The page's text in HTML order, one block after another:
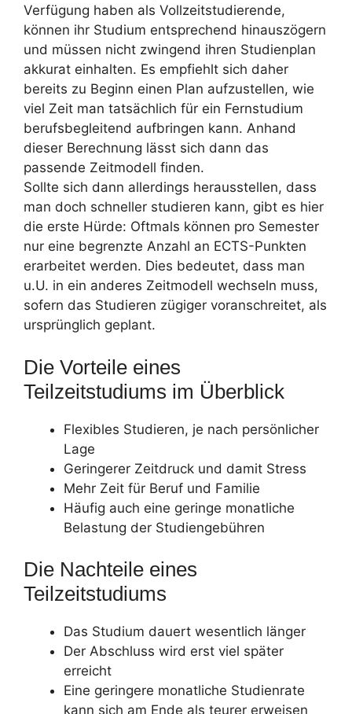
Verfügung haben als Vollzeitstudierende,
können ihr Studium entsprechend hinauszögern
und müssen nicht zwingend ihren Studienplan
akkurat einhalten. Es empfiehlt sich daher
bereits zu Beginn einen Plan aufzustellen, wie
viel Zeit man tatsächlich für ein Fernstudium
berufsbegleitend aufbringen kann. Anhand
dieser Berechnung lässt sich dann das
passende Zeitmodell finden.
Sollte sich dann allerdings herausstellen, dass
man doch schneller studieren kann, gibt es hier
die erste Hürde: Oftmals können pro Semester
nur eine begrenzte Anzahl an ECTS-Punkten
erarbeitet werden. Dies bedeutet, dass man
u.U. in ein anderes Zeitmodell wechseln muss,
sofern das Studieren zügiger voranschreitet, als
ursprünglich geplant.
Die Vorteile eines
Teilzeitstudiums im Überblick
Flexibles Studieren, je nach persönlicher
Lage
Geringerer Zeitdruck und damit Stress
Mehr Zeit für Beruf und Familie
Häufig auch eine geringe monatliche
Belastung der Studiengebühren
Die Nachteile eines
Teilzeitstudiums
Das Studium dauert wesentlich länger
Der Abschluss wird erst viel später
erreicht
Eine geringere monatliche Studienrate
kann sich am Ende als teurer erweisen